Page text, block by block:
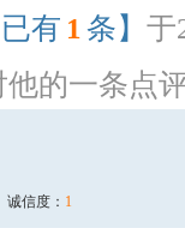
已有 1 条】 于
他的一条点
诚信度： 1